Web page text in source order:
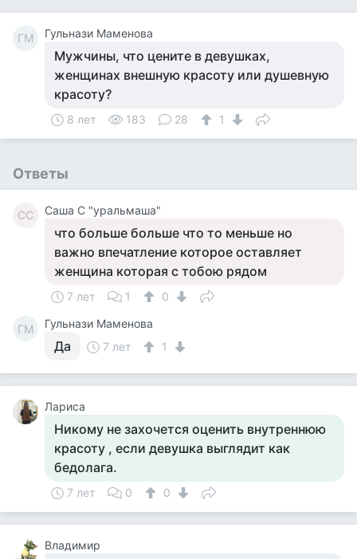
ГМ Гульнази Маменова
Мужчины, что цените в девушках,
женщинах внешную красоту или душевную
красоту?
8 лет 183 28 1
Ответы
СС Саша С "уральмаша"
что больше больше что то меньше но
важно впечатление которое оставляет
женщина которая с тобою рядом
7 лет 1 0
ГМ Гульнази Маменова
Да 7 лет 1
Лариса
Никому не захочется оценить внутреннюю
красоту , если девушка выглядит как
бедолага.
7 лет 0 0
Владимир